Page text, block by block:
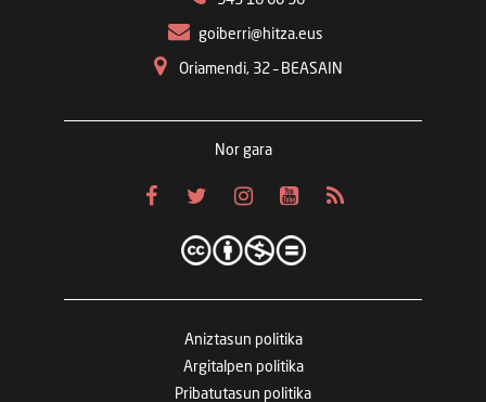
goiberri@hitza.eus
Oriamendi, 32 – BEASAIN
Nor gara
Aniztasun politika
Argitalpen politika
Pribatutasun politika